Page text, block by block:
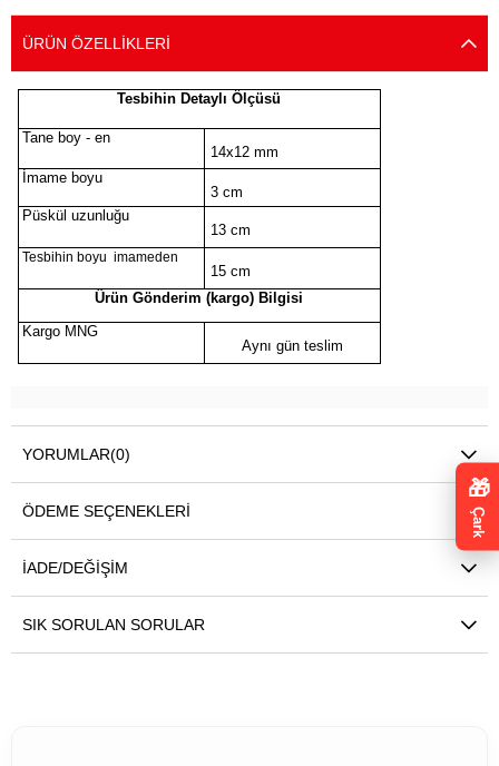
ÜRÜN ÖZELLIKLERI
Tesbihin Detaylı Ölçüsü
Tane boy - en
14x12 mm
İmame boyu
3 cm
Püskül uzunluğu
13 cm
Tesbihin boyu imameden
15 cm
Ürün Gönderim (kargo) Bilgisi
Kargo MNG
Aynı gün teslim
YORUMLAR(0)
ÖDEME SEÇENEKLERI
İADE/DEĞIŞIM
SIK SORULAN SORULAR
🎁
Çark